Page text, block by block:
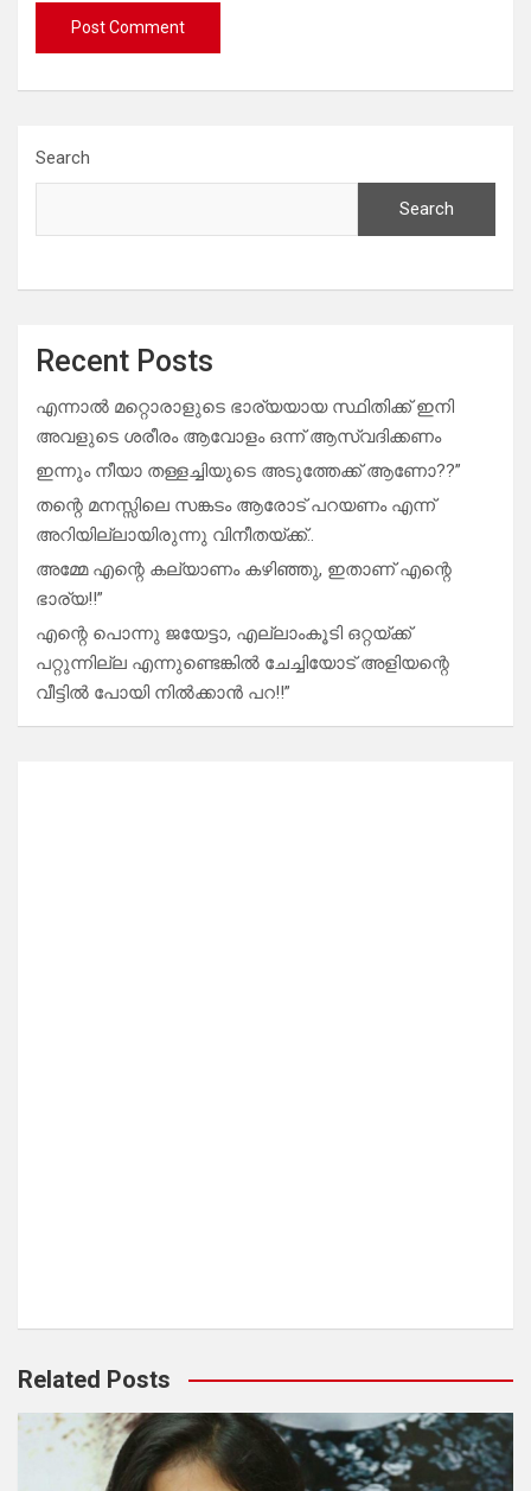
Search
Search
Recent Posts
എന്നാൽ മറ്റൊരാളുടെ ഭാര്യയായ സ്ഥിതിക്ക് ഇനി
അവളുടെ ശരീരം ആവോളം ഒന്ന് ആസ്വദിക്കണം
ഇന്നും നീയാ തള്ളച്ചിയുടെ അടുത്തേക്ക് ആണോ??”
തന്റെ മനസ്സിലെ സങ്കടം ആരോട് പറയണം എന്ന്
അറിയില്ലായിരുന്നു വിനീതയ്ക്ക്..
അമ്മേ എന്റെ കല്യാണം കഴിഞ്ഞു, ഇതാണ് എന്റെ
ഭാര്യ!!”
എന്റെ പൊന്നു ജയേട്ടാ, എല്ലാംകൂടി ഒറ്റയ്ക്ക്
പറ്റുന്നില്ല എന്നുണ്ടെങ്കിൽ ചേച്ചിയോട് അളിയന്റെ
വീട്ടിൽ പോയി നിൽക്കാൻ പറ!!”
Related Posts